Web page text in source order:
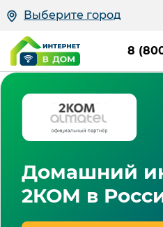
Выберите город
8
Домашний
2КОМ в